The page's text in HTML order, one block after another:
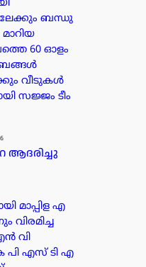
ബന്ധു
60 ഓളം
വീടുകൾ
സജ്ജം ടീം
ആദരിച്ചു
മാപ്പിള എ
വിരമിച്ച
വി
പി എസ് ടി എ